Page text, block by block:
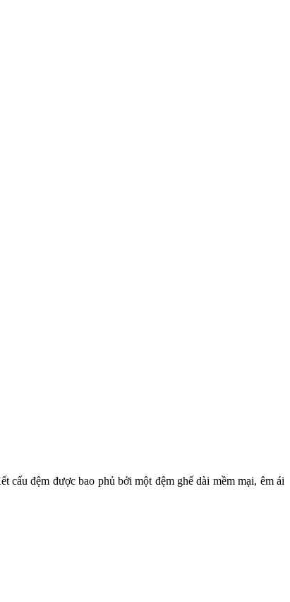
cấu đệm được bao phủ bởi một đệm ghế dài mềm mại, êm ái